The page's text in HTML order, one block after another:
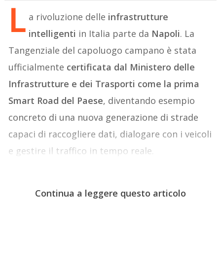
L a rivoluzione delle infrastrutture
intelligenti in Italia parte da Napoli. La
Tangenziale del capoluogo campano è stata
ufficialmente certificata dal Ministero delle
Infrastrutture e dei Trasporti come la prima
Smart Road del Paese, diventando esempio
concreto di una nuova generazione di strade
capaci di raccogliere dati, dialogare con i veicoli
e gestire il traffico in tempo reale.
Continua a leggere questo articolo